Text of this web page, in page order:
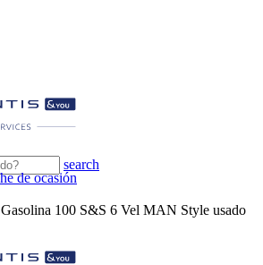
search
de ocasión
100 S&S 6 Vel MAN Style usado